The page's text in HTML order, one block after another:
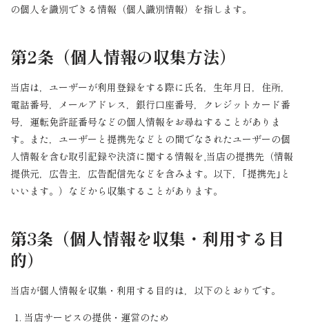
の個人を識別できる情報（個人識別情報）を指します。
第2条（個人情報の収集方法）
当店は，ユーザーが利用登録をする際に氏名，生年月日，住所，
電話番号，メールアドレス，銀行口座番号，クレジットカード番
号，運転免許証番号などの個人情報をお尋ねすることがありま
す。また，ユーザーと提携先などとの間でなされたユーザーの個
人情報を含む取引記録や決済に関する情報を,当店の提携先（情報
提供元，広告主，広告配信先などを含みます。以下，｢提携先｣と
いいます。）などから収集することがあります。
第3条（個人情報を収集・利用する目
的）
当店が個人情報を収集・利用する目的は，以下のとおりです。
当店サービスの提供・運営のため